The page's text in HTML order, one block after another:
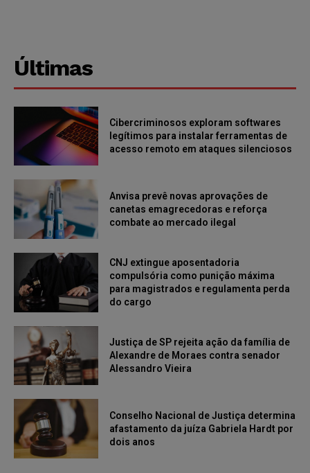
Últimas
Cibercriminosos exploram softwares
legítimos para instalar ferramentas de
acesso remoto em ataques silenciosos
Anvisa prevê novas aprovações de
canetas emagrecedoras e reforça
combate ao mercado ilegal
CNJ extingue aposentadoria
compulsória como punição máxima
para magistrados e regulamenta perda
do cargo
Justiça de SP rejeita ação da família de
Alexandre de Moraes contra senador
Alessandro Vieira
Conselho Nacional de Justiça determina
afastamento da juíza Gabriela Hardt por
dois anos